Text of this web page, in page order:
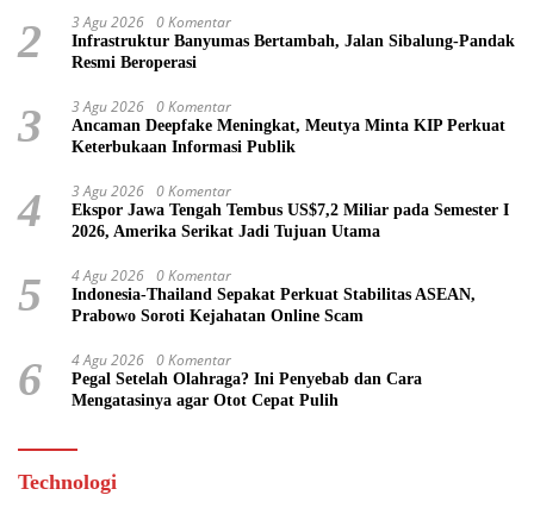
2 3 Agu 2026 0 Komentar
Infrastruktur Banyumas Bertambah, Jalan Sibalung-Pandak
Resmi Beroperasi
3 3 Agu 2026 0 Komentar
Ancaman Deepfake Meningkat, Meutya Minta KIP Perkuat
Keterbukaan Informasi Publik
4 3 Agu 2026 0 Komentar
Ekspor Jawa Tengah Tembus US$7,2 Miliar pada Semester I
2026, Amerika Serikat Jadi Tujuan Utama
5 4 Agu 2026 0 Komentar
Indonesia-Thailand Sepakat Perkuat Stabilitas ASEAN,
Prabowo Soroti Kejahatan Online Scam
6 4 Agu 2026 0 Komentar
Pegal Setelah Olahraga? Ini Penyebab dan Cara
Mengatasinya agar Otot Cepat Pulih
Technologi